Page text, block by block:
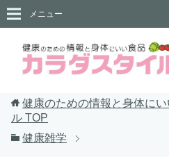
メニュー
健康のための情報と身体に
ル TOP
健康雑学